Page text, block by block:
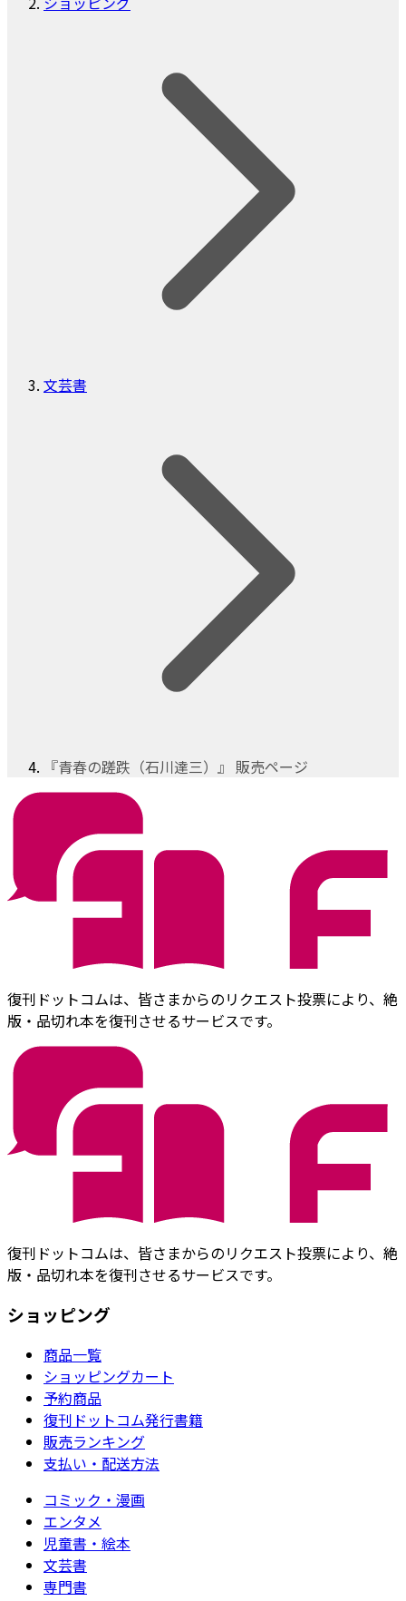
文芸書
『青春の蹉跌（石川達三）』 販売ページ
復刊ドットコムは、皆さまからのリクエスト投票により、絶
版・品切れ本を復刊させるサービスです。
復刊ドットコムは、皆さまからのリクエスト投票により、絶
版・品切れ本を復刊させるサービスです。
ショッピング
商品一覧
ショッピングカート
予約商品
復刊ドットコム発行書籍
販売ランキング
支払い・配送方法
コミック・漫画
エンタメ
児童書・絵本
文芸書
専門書